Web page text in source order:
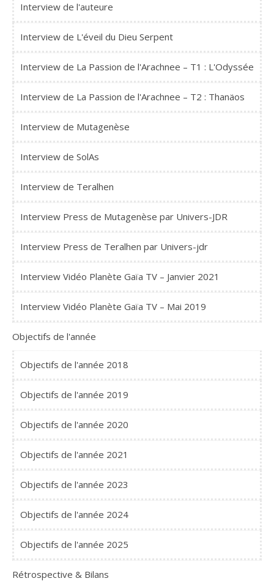
Interview de l'auteure
Interview de L'éveil du Dieu Serpent
Interview de La Passion de l'Arachnee – T1 : L'Odyssée
Interview de La Passion de l'Arachnee – T2 : Thanäos
Interview de Mutagenèse
Interview de SolAs
Interview de Teralhen
Interview Press de Mutagenèse par Univers-JDR
Interview Press de Teralhen par Univers-jdr
Interview Vidéo Planète Gaïa TV – Janvier 2021
Interview Vidéo Planète Gaïa TV – Mai 2019
Objectifs de l'année
Objectifs de l'année 2018
Objectifs de l'année 2019
Objectifs de l'année 2020
Objectifs de l'année 2021
Objectifs de l'année 2023
Objectifs de l'année 2024
Objectifs de l'année 2025
Rétrospective & Bilans